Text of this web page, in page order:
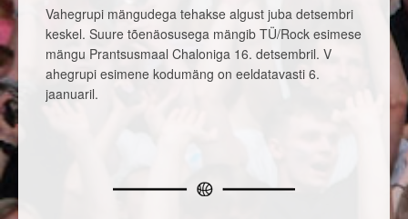
Vahegrupi mängudega tehakse algust juba detsembri
keskel. Suure tõenäosusega mängib TÜ/Rock esimese
mängu Prantsusmaal Chaloniga 16. detsembril. V
ahegrupi esimene kodumäng on eeldatavasti 6.
jaanuaril.